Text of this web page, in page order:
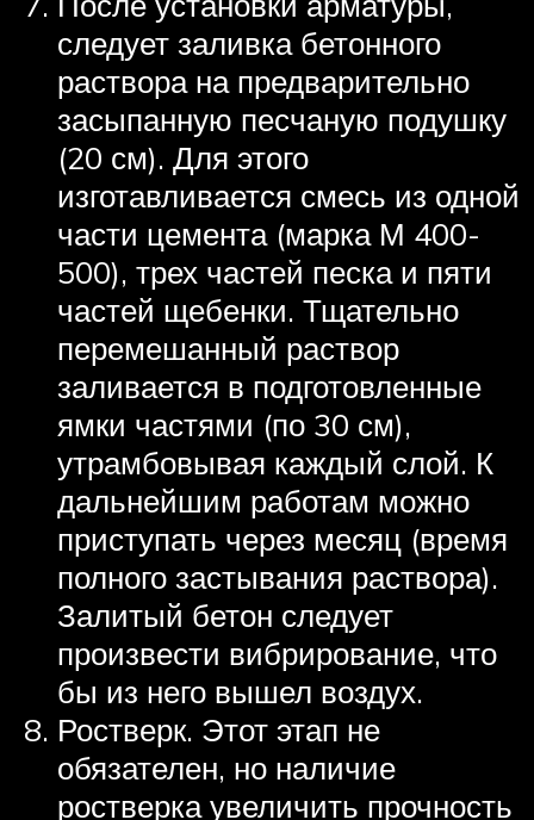
следует заливка бетонного
раствора на предварительно
засыпанную песчаную подушку
(20 см). Для этого
изготавливается смесь из одной
части цемента (марка М 400-
500), трех частей песка и пяти
частей щебенки. Тщательно
перемешанный раствор
заливается в подготовленные
ямки частями (по 30 см),
утрамбовывая каждый слой. К
дальнейшим работам можно
приступать через месяц (время
полного застывания раствора).
Залитый бетон следует
произвести вибрирование, что
бы из него вышел воздух.
Ростверк. Этот этап не
обязателен, но наличие
ростверка увеличить прочность